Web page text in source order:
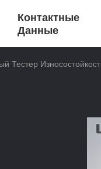
Контактные
Данные
Тестер